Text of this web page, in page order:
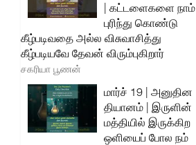
| கட்டளைகளை நாம்
புரிந்து கொண்டு
கீழ்படிவதை அல்ல விசுவாசித்து
கீழ்படியவே தேவன் விரும்புகிறார்
சகரியா பூணன்
மார்ச் 19 | அனுதின
தியானம் | இருளின்
மத்தியில் இருக்கிற
ஒளியைப் போல நம்